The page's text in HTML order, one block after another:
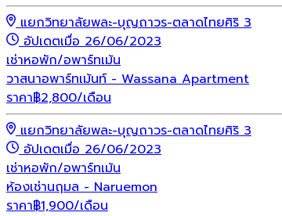
แยกวิทยาลัยพละ-บุญถาวร-ตลาดไทยศิริ 3
อัปเดตเมื่อ 26/06/2023
เช่าหอพัก/อพาร์ทเม้น
วาสนาอพาร์ทเม้นท์ - Wassana Apartment
ราคา฿2,800/เดือน
แยกวิทยาลัยพละ-บุญถาวร-ตลาดไทยศิริ 3
อัปเดตเมื่อ 26/06/2023
เช่าหอพัก/อพาร์ทเม้น
ห้องเช่านฤมล - Naruemon
ราคา฿1,900/เดือน